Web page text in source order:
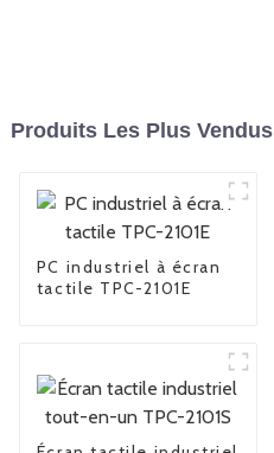
Produits Les Plus Vendus
PC industriel à écran
tactile TPC-2101E